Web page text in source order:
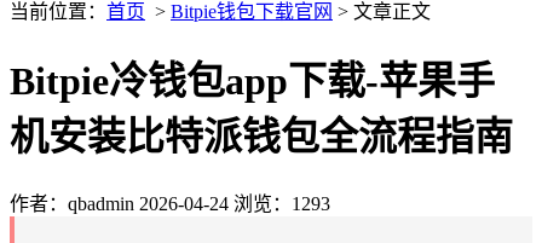
当前位置： 首页 > Bitpie钱包下载官网 > 文章正文
Bitpie冷钱包app下载-苹果手
机安装比特派钱包全流程指南
作者：qbadmin 2026-04-24 浏览：1293